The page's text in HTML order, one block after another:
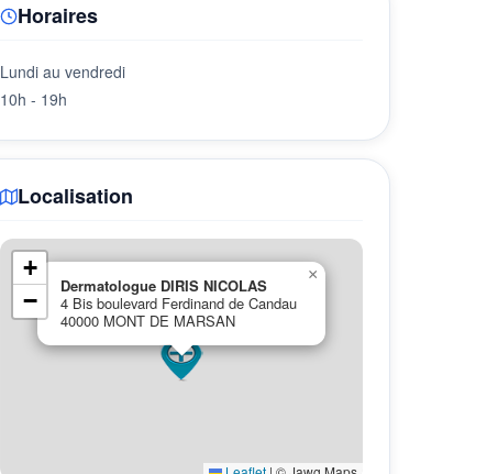
Horaires
Lundi au vendredi
10h - 19h
Localisation
Dermatologue DIRIS NICOLAS
4 Bis boulevard Ferdinand de Candau
40000 MONT DE MARSAN
×
+
−